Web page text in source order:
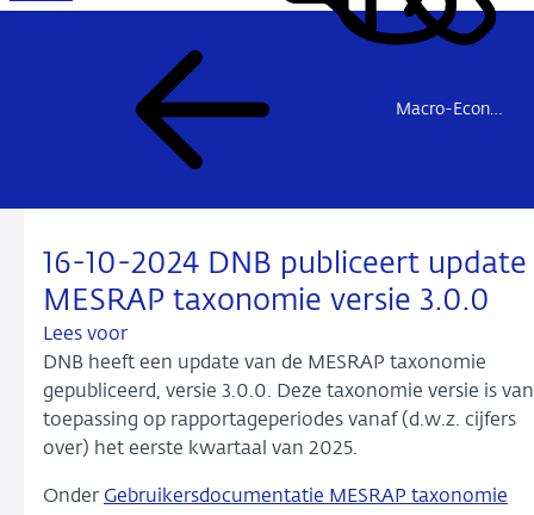
voorDNB
Macro-Economische Statistiek Rapportage (MESRAP)
16-10-2024 DNB publiceert update
MESRAP taxonomie versie 3.0.0
Lees voor
DNB heeft een update van de MESRAP taxonomie
gepubliceerd, versie 3.0.0. Deze taxonomie versie is van
toepassing op rapportageperiodes vanaf (d.w.z. cijfers
over) het eerste kwartaal van 2025.
Onder Gebruikersdocumentatie MESRAP taxonomie